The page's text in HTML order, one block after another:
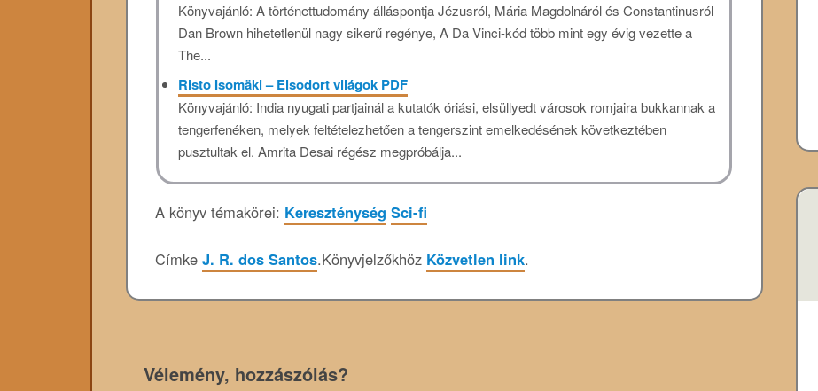
Könyvajánló: A történettudomány álláspontja Jézusról, Mária Magdolnáról és Constantinusról
Dan Brown hihetetlenül nagy sikerű regénye, A Da Vinci-kód több mint egy évig vezette a
The...
Risto Isomäki – Elsodort világok PDF
Könyvajánló: India nyugati partjainál a kutatók óriási, elsüllyedt városok romjaira bukkannak a
tengerfenéken, melyek feltételezhetően a tengerszint emelkedésének következtében
pusztultak el. Amrita Desai régész megpróbálja...
A könyv témakörei: Kereszténység Sci-fi
Címke J. R. dos Santos.Könyvjelzőkhöz Közvetlen link.
Vélemény, hozzászólás?